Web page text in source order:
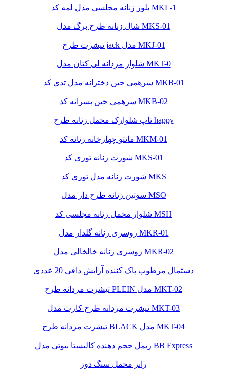
بلوز زنانه مجلسی مدل لمه کد MKL-1
شال زنانه طرح برگ مدل MKS-01
تیشرت طرح jack مدل MKJ-01
شلوار مردانه لی کتان مدل MKT-0
سرهمی جین دخترانه مدل تدی کد MKB-01
سرهمی جین پسرانه کد MKB-02
تاپ شلوارک مخمل زنانه طرح happy
مانتو چهارخانه زنانه کد MKM-01
شورت زنانه توری کد MKS-01
شورت زنانه مدل توری کد MKS
سوتین زنانه طرح دار مدل MSO
شلوار مخمل زنانه مجلسی کد MSH
روسری زنانه گلدار مدل MKR-01
روسری زنانه خالخالی مدل MKR-02
دستمال مرطوب پاک کننده آرایش دافی 20 عددی
تیشرت مردانه طرح PLEIN مدل MKT-02
تیشرت مردانه طرح کارت مدل MKT-03
تیشرت مردانه طرح BLACK مدل MKT-04
ریمل حجم دهنده کالیستا بیوتی مدل BB Express
رانر مخمل سنگ دوز